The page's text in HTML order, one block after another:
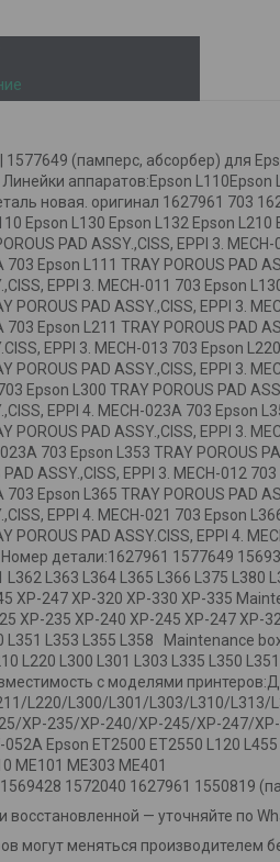
1577649 (памперс, абсорбер) для
Линейки аппаратов:Epson
новая. оригинал 1627961 703
Epson L130 Epson L132 Epson L210
PAD ASSY.,CISS, EPPI 3.
703 Epson L111 TRAY POROUS PAD
EPPI 3. MECH-011 703 Epson
POROUS PAD ASSY.,CISS, EPPI 3.
703 Epson L211 TRAY POROUS PAD
EPPI 3. MECH-013 703 Epson
POROUS PAD ASSY.,CISS, EPPI 3.
Epson L300 TRAY POROUS PAD
EPPI 4. MECH-023A 703 Epson
POROUS PAD ASSY.,CISS, EPPI 3.
703 Epson L353 TRAY POROUS
ASSY.,CISS, EPPI 3. MECH-012
703 Epson L365 TRAY POROUS PAD
EPPI 4. MECH-021 703 Epson
POROUS PAD ASSY.CISS, EPPI 4.
детали:1627961 1577649
L362 L363 L364 L365 L366 L375
247 XP-320 XP-330 XP-335
XP-235 XP-240 XP-245 XP-247
L351 L353 L355 L358 Maintenance
L220 L300 L301 L303 L335 L350
с моделями
L220/L300/L301/L303/L310/
XP-235/XP-240/XP-245/XP-247/
Epson ET2500 ET2550 L120
ME101 ME303 ME401
1572040 1627961 1550819
— уточняйте по
могут меняться производителем